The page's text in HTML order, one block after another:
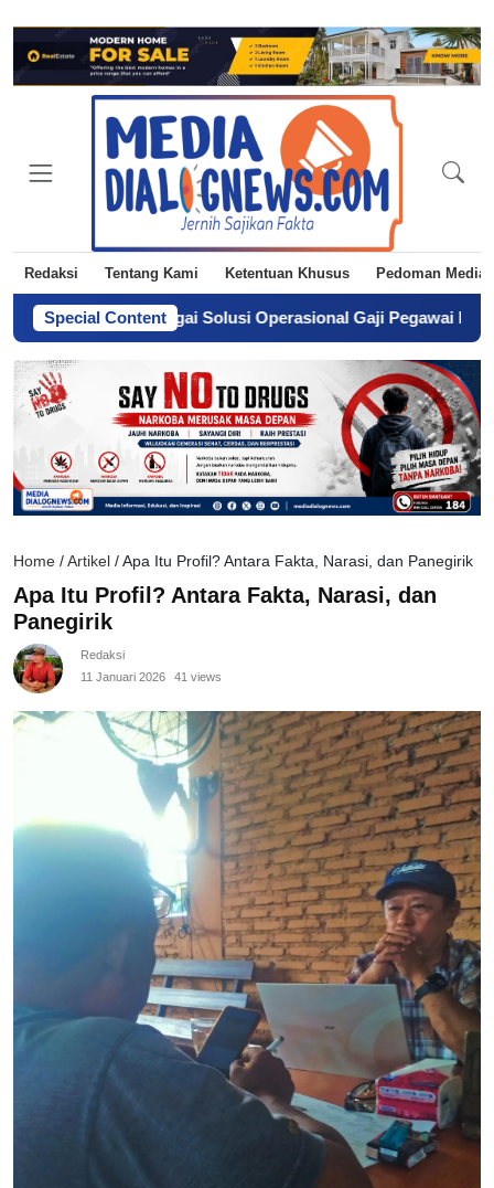
Redaksi Tentang Kami Ketentuan Khusus Pedoman Media
Special Content
sebagai Solusi Operasional Gaji Pegawai Pemda- Dari
Home / Artikel / Apa Itu Profil? Antara Fakta, Narasi, dan Panegirik
Apa Itu Profil? Antara Fakta, Narasi, dan
Panegirik
Redaksi
11 Januari 2026
41 views